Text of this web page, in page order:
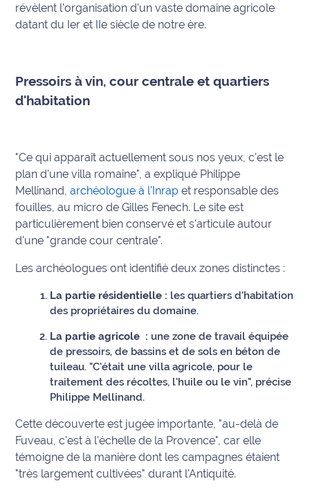
Politique
Social
Transport
International
Défense
Municipales
Partenaires
de la
rédaction
Coup de
Maritima
Fil
rouge
Maritima
révèlent l'organisation d'un vaste domaine agricole
datant du Ier et IIe siècle de notre ère.
Pressoirs à vin, cour centrale et quartiers
d'habitation
"Ce qui apparaît actuellement sous nos yeux, c'est le
plan d'une villa romaine", a expliqué Philippe
Mellinand,archéologue à l'Inrap et responsable des
fouilles, au micro de Gilles Fenech. Le site est
particulièrement bien conservé et s'articule autour
d'une "grande cour centrale".
Les archéologues ont identifié deux zones distinctes :
La partie résidentielle : les quartiers d'habitation
des propriétaires du domaine.
La partie agricole : une zone de travail équipée
de pressoirs, de bassins et de sols en béton de
tuileau. "C'était une villa agricole, pour le
traitement des récoltes, l'huile ou le vin", précise
Philippe Mellinand.
Cette découverte est jugée importante, "au-delà de
Fuveau, c'est à l'échelle de la Provence", car elle
témoigne de la manière dont les campagnes étaient
"très largement cultivées" durant l'Antiquité.